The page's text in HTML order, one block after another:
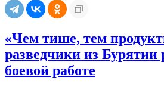
«Чем тише, тем
разведчики из Бурятии
боевой работе